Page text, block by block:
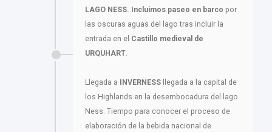
LAGO NESS. Incluimos paseo en barco por
las oscuras aguas del lago tras incluir la
entrada en el Castillo medieval de
URQUHART
Llegada a INVERNESS llegada a la capital de
los Highlands en la desembocadura del lago
Ness. Tiempo para conocer el proceso de
elaboración de la bebida nacional de